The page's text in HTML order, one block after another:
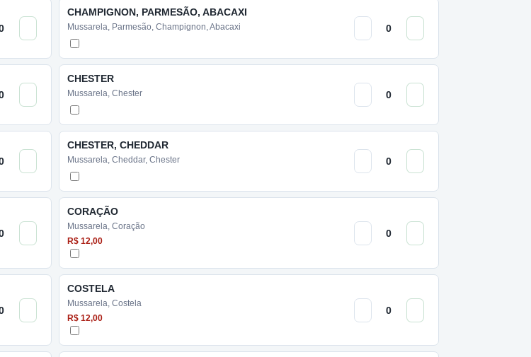
CHAMPIGNON, PARMESÃO, ABACAXI
Mussarela, Parmesão, Champignon, Abacaxi
CHESTER
Mussarela, Chester
CHESTER, CHEDDAR
Mussarela, Cheddar, Chester
CORAÇÃO
Mussarela, Coração
R$ 12,00
COSTELA
Mussarela, Costela
R$ 12,00